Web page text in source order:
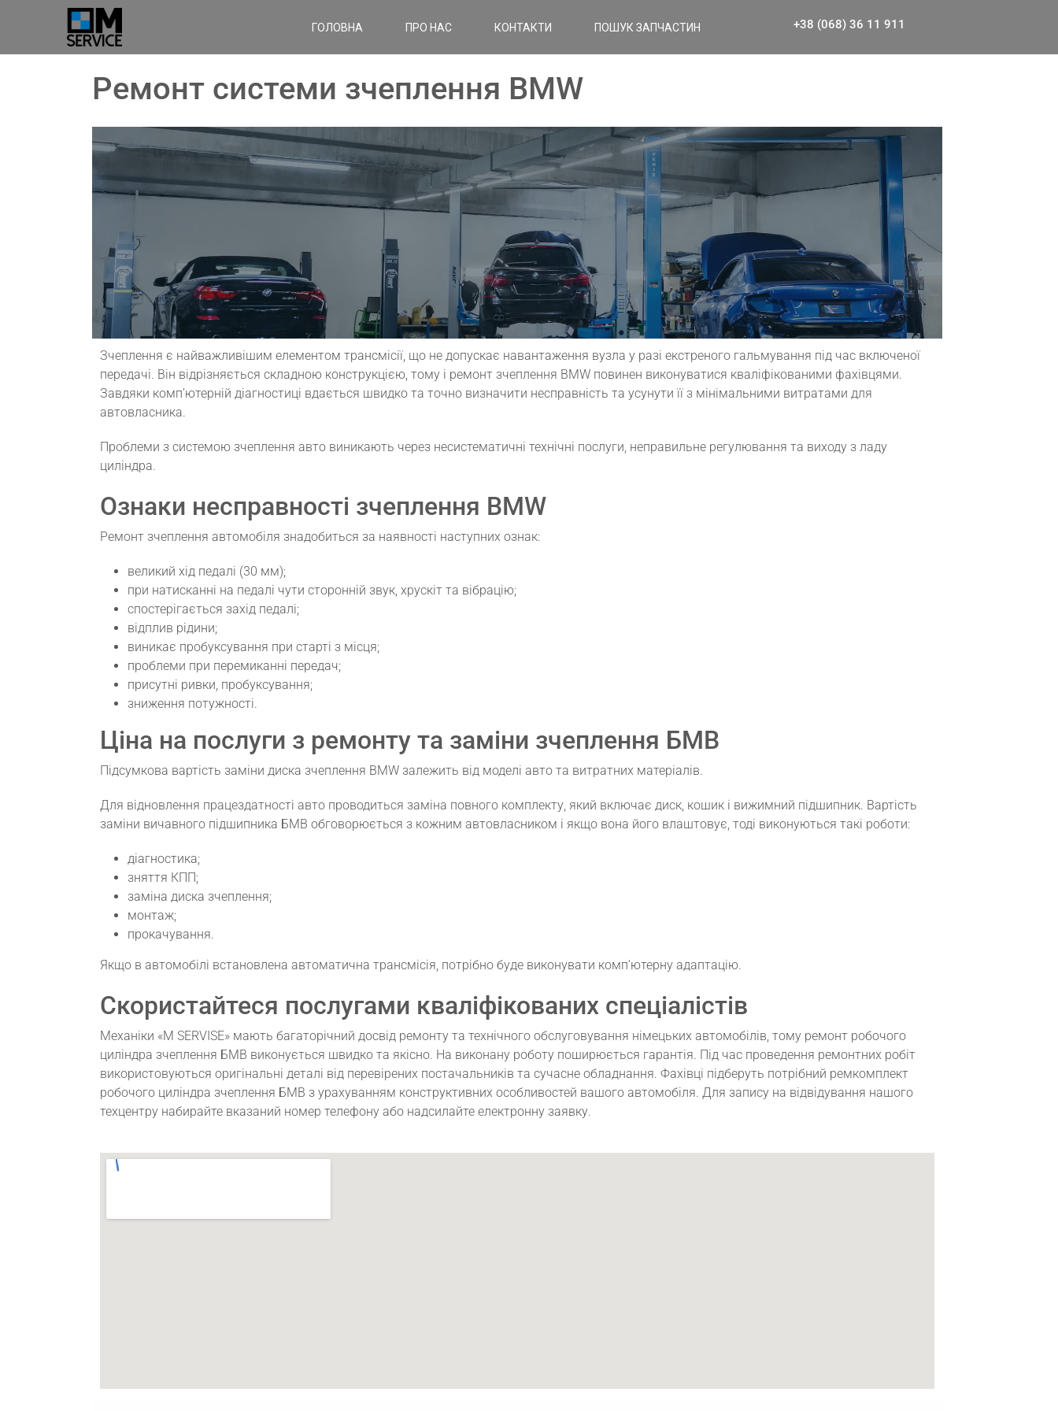
ГОЛОВНА ПРО НАС КОНТАКТИ ПОШУК ЗАПЧАСТИН +38 (068) 36 11 911
Ремонт системи зчеплення BMW
Зчеплення є найважливішим елементом трансмісії, що не допускає навантаження вузла у разі екстреного гальмування під час включеної
передачі. Він відрізняється складною конструкцією, тому і ремонт зчеплення BMW повинен виконуватися кваліфікованими фахівцями.
Завдяки комп’ютерній діагностиці вдається швидко та точно визначити несправність та усунути її з мінімальними витратами для
автовласника.
Проблеми з системою зчеплення авто виникають через несистематичні технічні послуги, неправильне регулювання та виходу з ладу
циліндра.
Ознаки несправності зчеплення BMW
Ремонт зчеплення автомобіля знадобиться за наявності наступних ознак:
великий хід педалі (30 мм);
при натисканні на педалі чути сторонній звук, хрускіт та вібрацію;
спостерігається захід педалі;
відплив рідини;
виникає пробуксування при старті з місця;
проблеми при перемиканні передач;
присутні ривки, пробуксування;
зниження потужності.
Ціна на послуги з ремонту та заміни зчеплення БМВ
Підсумкова вартість заміни диска зчеплення BMW залежить від моделі авто та витратних матеріалів.
Для відновлення працездатності авто проводиться заміна повного комплекту, який включає диск, кошик і вижимний підшипник. Вартість
заміни вичавного підшипника БМВ обговорюється з кожним автовласником і якщо вона його влаштовує, тоді виконуються такі роботи:
діагностика;
зняття КПП;
заміна диска зчеплення;
монтаж;
прокачування.
Якщо в автомобілі встановлена ​​автоматична трансмісія, потрібно буде виконувати комп’ютерну адаптацію.
Скористайтеся послугами кваліфікованих спеціалістів
Механіки «M SERVISE» мають багаторічний досвід ремонту та технічного обслуговування німецьких автомобілів, тому ремонт робочого
циліндра зчеплення БМВ виконується швидко та якісно. На виконану роботу поширюється гарантія. Під час проведення ремонтних робіт
використовуються оригінальні деталі від перевірених постачальників та сучасне обладнання. Фахівці підберуть потрібний ремкомплект
робочого циліндра зчеплення БМВ з урахуванням конструктивних особливостей вашого автомобіля. Для запису на відвідування нашого
техцентру набирайте вказаний номер телефону або надсилайте електронну заявку.